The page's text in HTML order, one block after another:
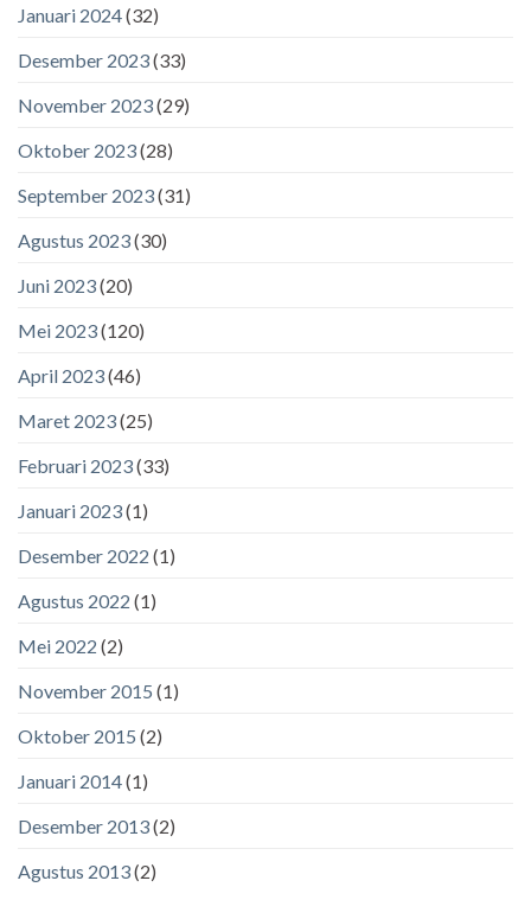
Januari 2024(32)
Desember 2023(33)
November 2023(29)
Oktober 2023(28)
September 2023(31)
Agustus 2023(30)
Juni 2023(20)
Mei 2023(120)
April 2023(46)
Maret 2023(25)
Februari 2023(33)
Januari 2023(1)
Desember 2022 (1)
Agustus 2022 (1)
Mei 2022 (2)
November 2015 (1)
Oktober 2015 (2)
Januari 2014(1)
Desember 2013(2)
Agustus 2013(2)